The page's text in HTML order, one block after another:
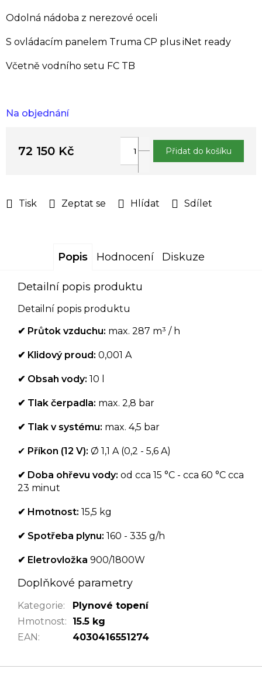
Na objednání
Odolná nádoba z nerezové oceli
S ovládacím panelem Truma CP plus iNet ready
Včetně vodního setu FC TB
Tisk Zeptat se Hlídat Sdílet
72 150 Kč Přidat do košíku
Popis Hodnocení Diskuze
Detailní popis produktu
Detailní popis produktu
✔ Průtok vzduchu: max. 287 m³ / h
✔ Klidový proud: 0,001 A
✔ Obsah vody: 10 l
✔ Tlak čerpadla: max. 2,8 bar
✔ Tlak v systému: max. 4,5 bar
✔ Příkon (12 V): Ø 1,1 A (0,2 - 5,6 A)
✔ Doba ohřevu vody: od cca 15 °C - cca 60 °C cca
23 minut
✔ Hmotnost: 15,5 kg
✔ Spotřeba plynu: 160 - 335 g/h
✔ Eletrovložka 900/1800W
Doplňkové parametry
Kategorie:
Plynové topení
Hmotnost:
15.5 kg
EAN: 4030416551274